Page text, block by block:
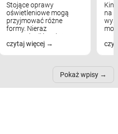
Stojące oprawy
oświetleniowe mogą
przyjmować różne
formy. Nieraz
wspominaliśmy już
modele na łukowych
nich może przydać się w
czytaj więcej
na
Pokaż wpisy